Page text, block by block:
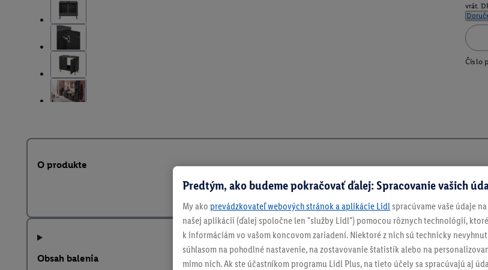
vrát.
Číslo
O produkte
Obsah balenia
Predtým, ako budeme pokračovať ďalej: Spracovanie vašich
My ako prevádzkovateľ webových stránok a aplikácie Lidl spracúvame vaše údaje
našej aplikácii (ďalej spoločne len "služby Lidl") pomocou rôznych technológií,
k informáciám vo vašom koncovom zariadení. Niektoré z nich sú technicky
súhlasom na pohodlné nastavenie, na zostavovanie štatistík alebo na
mimo nich. Ak ste účastníkom programu Lidl Plus, na tieto účely sa spracúvajú aj